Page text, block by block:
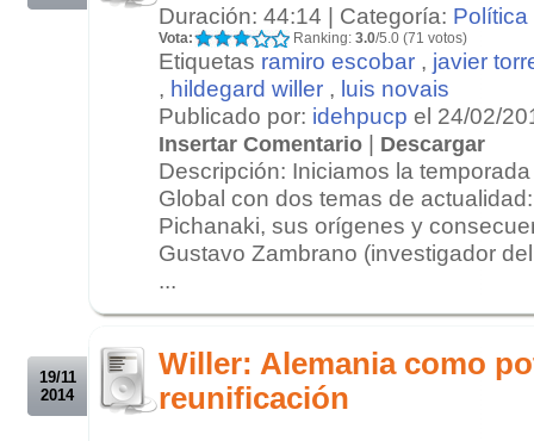
Duración: 44:14 | Categoría: Política
Vota: Ranking: 3.0/5.0 (71 votos)
Etiquetas ramiro escobar , javier
, hildegard willer , luis novais
Publicado por: idehpucp el 24/02/
Insertar Comentario | Descargar
Descripción: Iniciamos la
Global con dos temas de
Pichanaki, sus orígenes y
Gustavo Zambrano (investigador
...
19/11
2014
Willer: Alemania como
reunificación